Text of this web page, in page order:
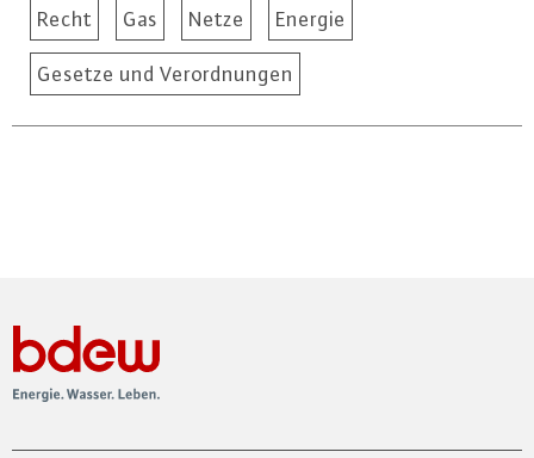
Recht Gas Netze Energie
Gesetze und Verordnungen